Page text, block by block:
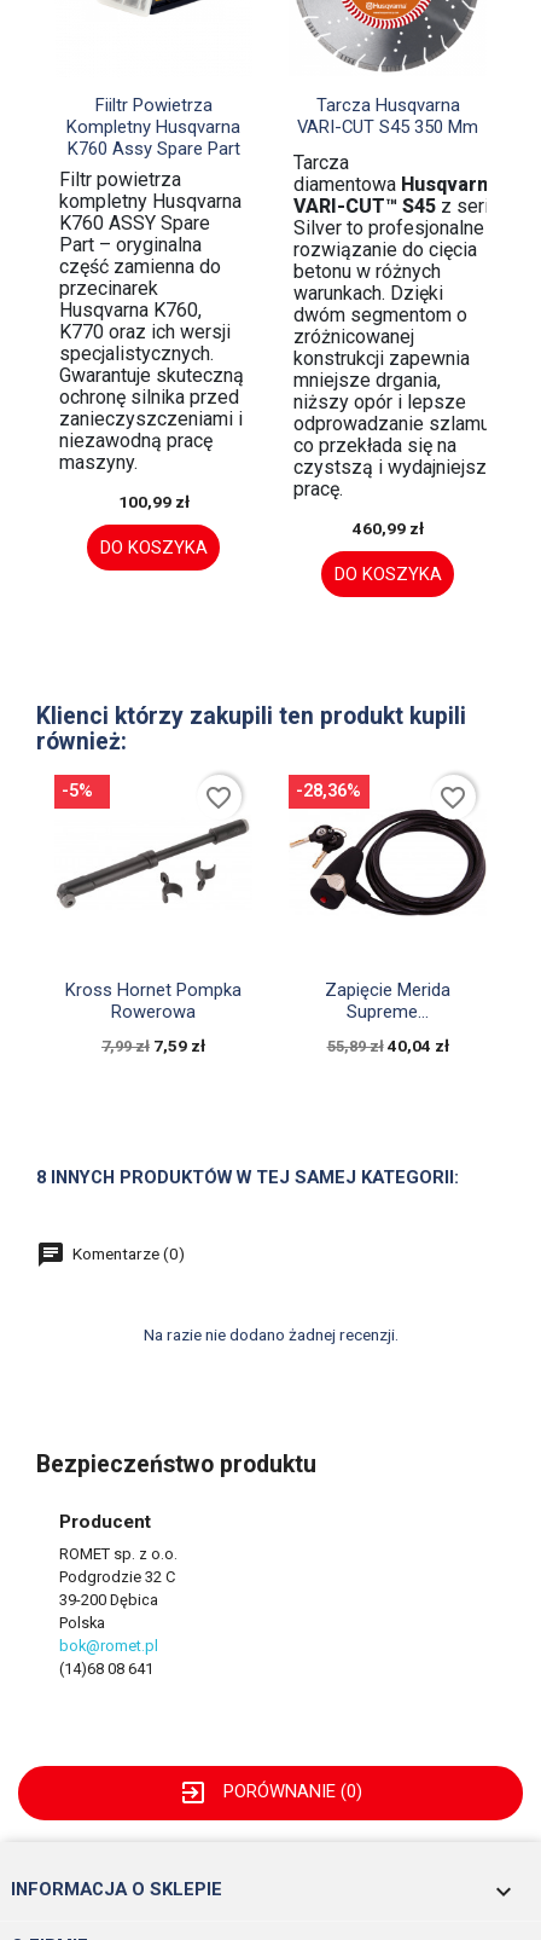
Szybki podgląd
Fiiltr Powietrza
Kompletny Husqvarna
K760 Assy Spare Part
Filtr powietrza
kompletny Husqvarna
K760 ASSY Spare
Part – oryginalna
część zamienna do
przecinarek
Husqvarna K760,
K770 oraz ich wersji
specjalistycznych.
Gwarantuje skuteczną
ochronę silnika przed
zanieczyszczeniami i
niezawodną pracę
maszyny.
100,99 zł
DO KOSZYKA
Szybki podgląd
Tarcza Husqvarna
VARI-CUT S45 350 Mm
Tarcza
diamentowa Husqvarna
VARI-CUT™ S45z serii
Silver to profesjonalne
rozwiązanie do cięcia
betonu w różnych
warunkach. Dzięki
dwóm segmentom o
zróżnicowanej
konstrukcji zapewnia
mniejsze drgania,
niższy opór i lepsze
odprowadzanie szlamu,
co przekłada się na
czystszą i wydajniejszą
pracę.
460,99 zł
DO KOSZYKA
Klienci którzy zakupili ten produkt kupili
również:
Szybki podgląd
Kross Hornet Pompka
Rowerowa
7,99 zł 7,59 zł
-5% favorite_border
Szybki podgląd
Zapięcie Merida
Supreme...
55,89 zł 40,04 zł
-28,36% favorite_border
8 INNYCH PRODUKTÓW W TEJ SAMEJ KATEGORII:
Komentarze (0)
Na razie nie dodano żadnej recenzji.
Bezpieczeństwo produktu
Producent
ROMET sp. z o.o.
Podgrodzie 32 C
39-200 Dębica
Polska
bok@romet.pl
(14)68 08 641
exit_to_app PORÓWNANIE (0)
INFORMACJA O SKLEPIE keyboard_arrow_down